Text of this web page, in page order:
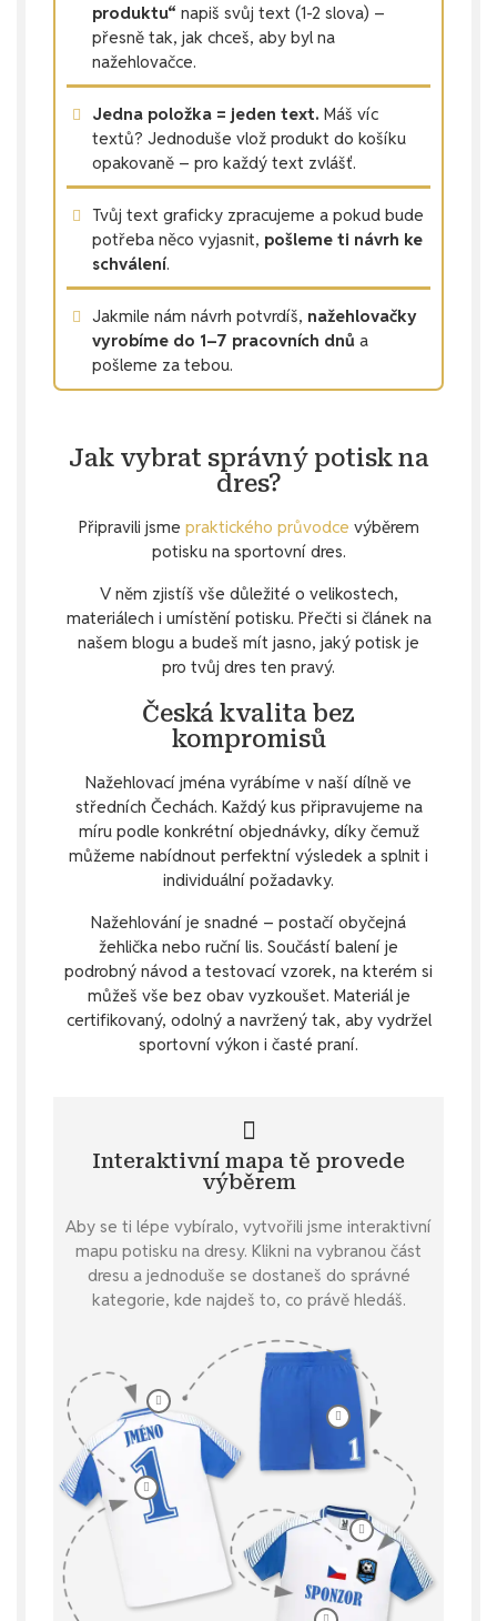
produktu“ napiš svůj text (1-2 slova) –
přesně tak, jak chceš, aby byl na
nažehlovačce.
Jedna položka = jeden text. Máš víc
textů? Jednoduše vlož produkt do košíku
opakovaně – pro každý text zvlášť.
Tvůj text graficky zpracujeme a pokud bude
potřeba něco vyjasnit, pošleme ti návrh ke
schválení.
Jakmile nám návrh potvrdíš, nažehlovačky
vyrobíme do 1–7 pracovních dnůa
pošleme za tebou.
Jak vybrat správný potisk na
dres?
Připravili jsme praktického průvodce výběrem
potisku na sportovní dres.
V něm zjistíš vše důležité o velikostech,
materiálech i umístění potisku. Přečti si článek na
našem blogu a budeš mít jasno, jaký potisk je
pro tvůj dres ten pravý.
Česká kvalita bez
kompromisů
Nažehlovací jména vyrábíme v naší dílně ve
středních Čechách. Každý kus připravujeme na
míru podle konkrétní objednávky, díky čemuž
můžeme nabídnout perfektní výsledek a splnit i
individuální požadavky.
Nažehlování je snadné – postačí obyčejná
žehlička nebo ruční lis. Součástí balení je
podrobný návod a testovací vzorek, na kterém si
můžeš vše bez obav vyzkoušet. Materiál je
certifikovaný, odolný a navržený tak, aby vydržel
sportovní výkon i časté praní.
Interaktivní mapa tě provede
výběrem
Aby se ti lépe vybíralo, vytvořili jsme interaktivní
mapu potisku na dresy. Klikni na vybranou část
dresu a jednoduše se dostaneš do správné
kategorie, kde najdeš to, co právě hledáš.